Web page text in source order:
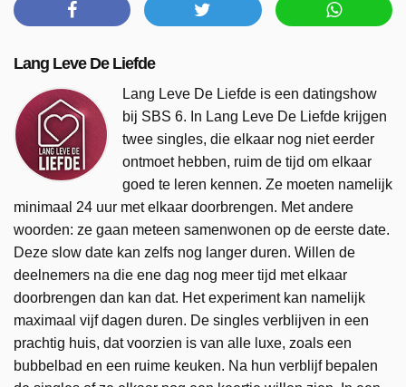
Lang Leve De Liefde
Lang Leve De Liefde is een datingshow
bij SBS 6. In Lang Leve De Liefde krijgen
twee singles, die elkaar nog niet eerder
ontmoet hebben, ruim de tijd om elkaar
goed te leren kennen. Ze moeten namelijk
minimaal 24 uur met elkaar doorbrengen. Met andere
woorden: ze gaan meteen samenwonen op de eerste date.
Deze slow date kan zelfs nog langer duren. Willen de
deelnemers na die ene dag nog meer tijd met elkaar
doorbrengen dan kan dat. Het experiment kan namelijk
maximaal vijf dagen duren. De singles verblijven in een
prachtig huis, dat voorzien is van alle luxe, zoals een
bubbelbad en een ruime keuken. Na hun verblijf bepalen